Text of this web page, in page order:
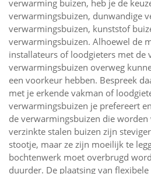
verwarming buizen, heb je de
verwarmingsbuizen, dunwandige
verwarmingsbuizen, kunststof
verwarmingsbuizen. Alhoewel de
installateurs of loodgieters met de
verwarmingsbuizen overweg
een voorkeur hebben. Bespreek
met je erkende vakman of
verwarmingsbuizen je prefereert
de verwarmingsbuizen die worden
verzinkte stalen buizen zijn
stootje, maar ze zijn moeilijk te
bochtenwerk moet overbrugd
duurder. De plaatsing van flexibele